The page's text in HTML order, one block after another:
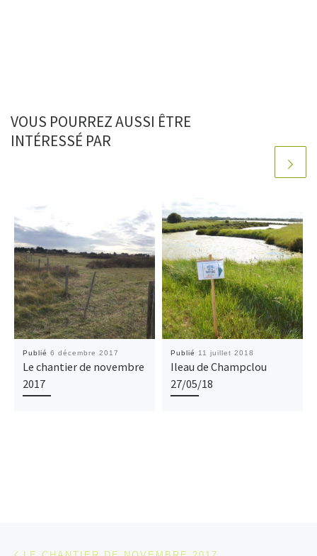
VOUS POURREZ AUSSI ÊTRE
INTÉRESSÉ PAR
Publié 6 décembre 2017
Le chantier de novembre
2017
Publié 11 juillet 2018
Ileau de Champclou
27/05/18
Parcourir les articles